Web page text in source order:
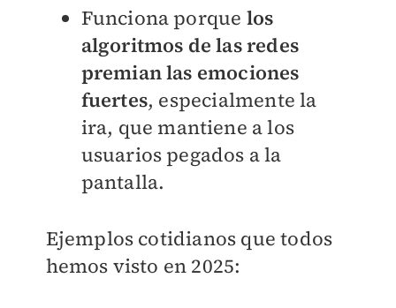
Funciona porque los
algoritmos de las redes
premian las emociones
fuertes, especialmente la
ira, que mantiene a los
usuarios pegados a la
pantalla.
Ejemplos cotidianos que todos
hemos visto en 2025: